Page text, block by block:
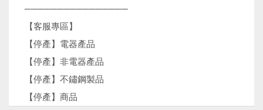
────────────────
【客服專區】
【停產】電器產品
【停產】非電器產品
【停產】不鏽鋼製品
【停產】商品